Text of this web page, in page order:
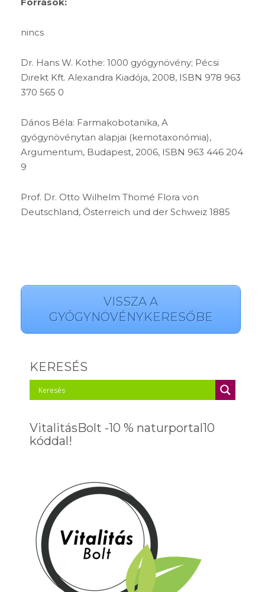
nincs
Dr. Hans W. Kothe: 1000 gyógynövény; Pécsi
Direkt Kft. Alexandra Kiadója, 2008, ISBN 978 963
370 565 0
Dános Béla: Farmakobotanika, A
gyógynövénytan alapjai (kemotaxonómia),
Argumentum, Budapest, 2006, ISBN 963 446 204
9
Prof. Dr. Otto Wilhelm Thomé Flora von
Deutschland, Österreich und der Schweiz 1885
VISSZA A
GYÓGYNÖVÉNYKERESŐBE
KERESÉS
VitalitásBolt -10 % naturportal10
kóddal!